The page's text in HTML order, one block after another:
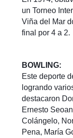
un Torneo
Viña del Mar
final por 4 a 2.
BOWLING:
Este deporte
logrando
destacaron
Ernesto
Colángelo,
Pena, María